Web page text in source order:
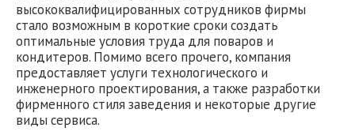
высококвалифицированных сотрудников фирмы
стало возможным в короткие сроки создать
оптимальные условия труда для поваров и
кондитеров. Помимо всего прочего, компания
предоставляет услуги технологического и
инженерного проектирования, а также разработки
фирменного стиля заведения и некоторые другие
виды сервиса.